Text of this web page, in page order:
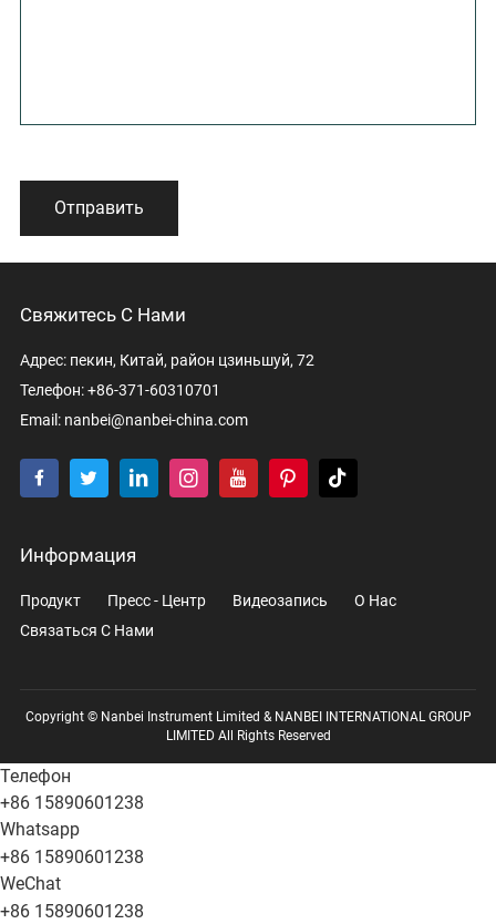
Отправить
Свяжитесь С Нами
Адрес: пекин, Китай, район цзиньшуй, 72
Телефон: +86-371-60310701
Email: nanbei@nanbei-china.com
Информация
Продукт Пресс - Центр Видеозапись
О Нас
Связаться С Нами
Copyright © Nanbei Instrument Limited & NANBEI INTERNATIONAL GROUP
LIMITED All Rights Reserved
Телефон
+86 15890601238
Whatsapp
+86 15890601238
WeChat
+86 15890601238